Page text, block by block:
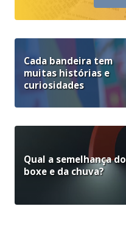
Cada bandeira tem
muitas histórias e
curiosidades
Qual a semelhança do
boxe e da chuva?